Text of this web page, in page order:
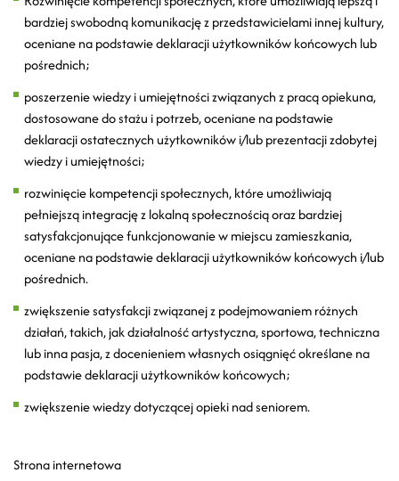
bardziej swobodną komunikację z przedstawicielami innej kultury,
oceniane na podstawie deklaracji użytkowników końcowych lub
pośrednich;
poszerzenie wiedzy i umiejętności związanych z pracą opiekuna,
dostosowane do stażu i potrzeb, oceniane na podstawie
deklaracji ostatecznych użytkowników i/lub prezentacji zdobytej
wiedzy i umiejętności;
rozwinięcie kompetencji społecznych, które umożliwiają
pełniejszą integrację z lokalną społecznością oraz bardziej
satysfakcjonujące funkcjonowanie w miejscu zamieszkania,
oceniane na podstawie deklaracji użytkowników końcowych i/lub
pośrednich.
zwiększenie satysfakcji związanej z podejmowaniem różnych
działań, takich, jak działalność artystyczna, sportowa, techniczna
lub inna pasja, z docenieniem własnych osiągnięć określane na
podstawie deklaracji użytkowników końcowych;
zwiększenie wiedzy dotyczącej opieki nad seniorem.
Strona internetowa